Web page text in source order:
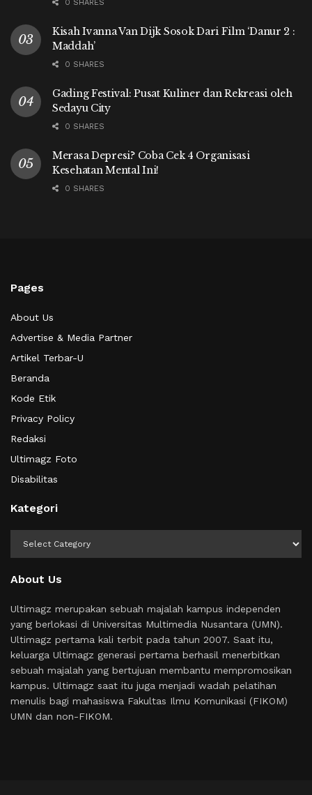
0 SHARES
Kisah Ivanna Van Dijk Sosok Dari Film ‘Danur 2 :
Maddah’
0 SHARES
Gading Festival: Pusat Kuliner dan Rekreasi oleh
Sedayu City
0 SHARES
Merasa Depresi? Coba Cek 4 Organisasi
Kesehatan Mental Ini!
0 SHARES
Pages
About Us
Advertise & Media Partner
Artikel Terbar-U
Beranda
Kode Etik
Privacy Policy
Redaksi
Ultimagz Foto
Disabilitas
Kategori
About Us
Ultimagz merupakan sebuah majalah kampus independen
yang berlokasi di Universitas Multimedia Nusantara (UMN).
Ultimagz pertama kali terbit pada tahun 2007. Saat itu,
keluarga Ultimagz generasi pertama berhasil menerbitkan
sebuah majalah yang bertujuan membantu mempromosikan
kampus. Ultimagz saat itu juga menjadi wadah pelatihan
menulis bagi mahasiswa Fakultas Ilmu Komunikasi (FIKOM)
UMN dan non-FIKOM.